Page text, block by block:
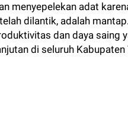
menyepelekan adat
dilantik, adalah
dan daya saing
di seluruh Kabupaten